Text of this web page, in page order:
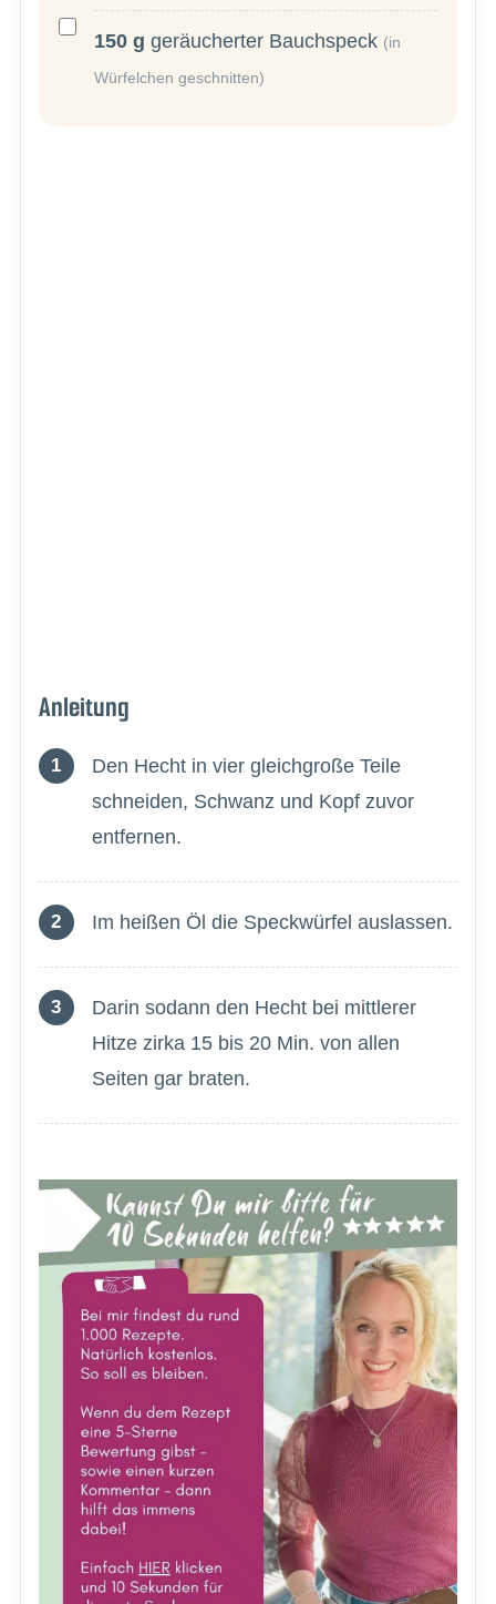
150 g geräucherter Bauchspeck (in
Würfelchen geschnitten)
Anleitung
Den Hecht in vier gleichgroße Teile
schneiden, Schwanz und Kopf zuvor
entfernen.
Im heißen Öl die Speckwürfel auslassen.
Darin sodann den Hecht bei mittlerer
Hitze zirka 15 bis 20 Min. von allen
Seiten gar braten.